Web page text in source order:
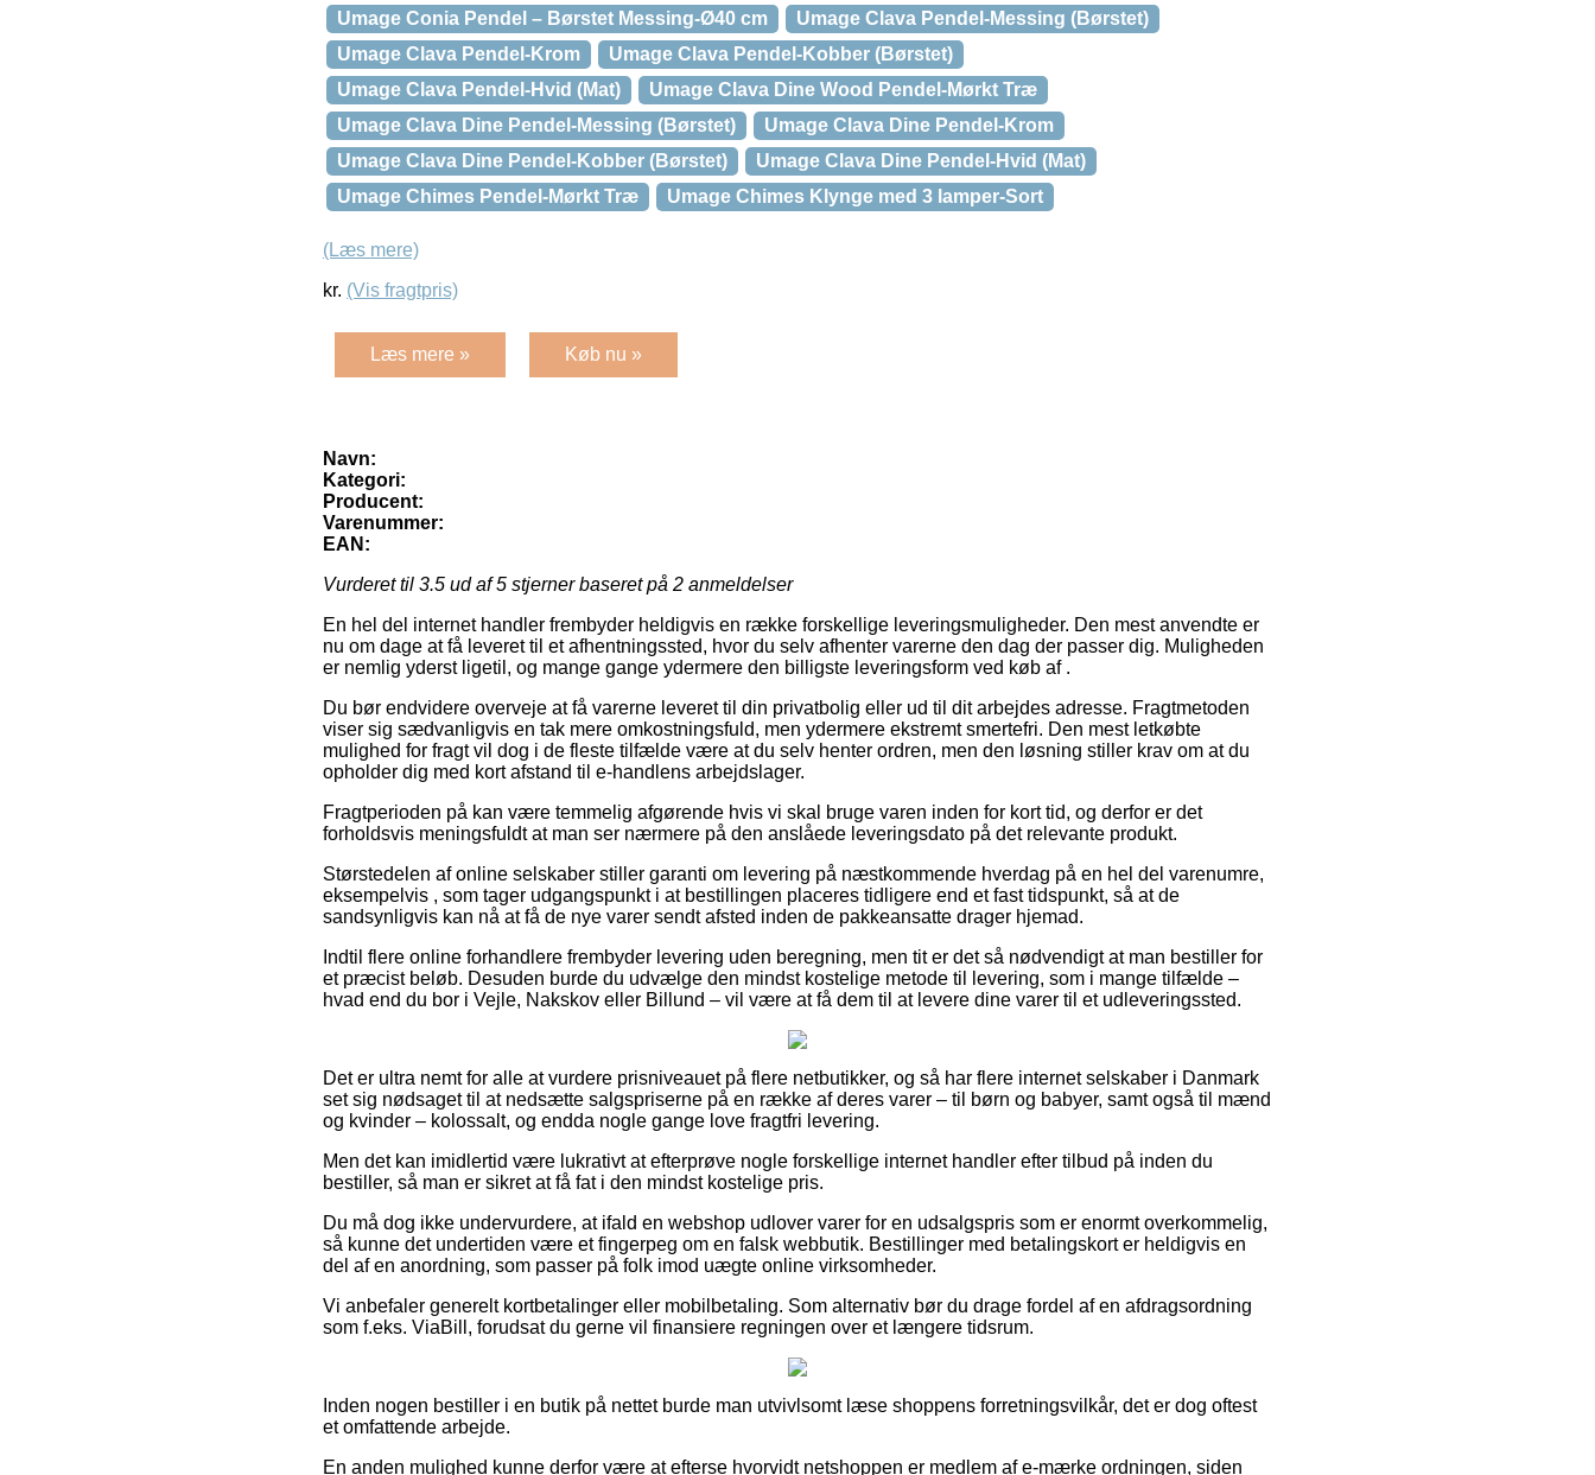
Umage Conia Pendel – Børstet Messing-Ø40 cm
Umage Clava Pendel-Messing (Børstet)
Umage Clava Pendel-Krom
Umage Clava Pendel-Kobber (Børstet)
Umage Clava Pendel-Hvid (Mat)
Umage Clava Dine Wood Pendel-Mørkt Træ
Umage Clava Dine Pendel-Messing (Børstet)
Umage Clava Dine Pendel-Krom
Umage Clava Dine Pendel-Kobber (Børstet)
Umage Clava Dine Pendel-Hvid (Mat)
Umage Chimes Pendel-Mørkt Træ
Umage Chimes Klynge med 3 lamper-Sort
(Læs mere)
kr. (Vis fragtpris)
Læs mere » Køb nu »
Navn:
Kategori:
Producent:
Varenummer:
EAN:
Vurderet til 3.5 ud af 5 stjerner baseret på 2 anmeldelser
En hel del internet handler frembyder heldigvis en række forskellige leveringsmuligheder. Den mest anvendte er
nu om dage at få leveret til et afhentningssted, hvor du selv afhenter varerne den dag der passer dig. Muligheden
er nemlig yderst ligetil, og mange gange ydermere den billigste leveringsform ved køb af .
Du bør endvidere overveje at få varerne leveret til din privatbolig eller ud til dit arbejdes adresse. Fragtmetoden
viser sig sædvanligvis en tak mere omkostningsfuld, men ydermere ekstremt smertefri. Den mest letkøbte
mulighed for fragt vil dog i de fleste tilfælde være at du selv henter ordren, men den løsning stiller krav om at du
opholder dig med kort afstand til e-handlens arbejdslager.
Fragtperioden på kan være temmelig afgørende hvis vi skal bruge varen inden for kort tid, og derfor er det
forholdsvis meningsfuldt at man ser nærmere på den anslåede leveringsdato på det relevante produkt.
Størstedelen af online selskaber stiller garanti om levering på næstkommende hverdag på en hel del varenumre,
eksempelvis , som tager udgangspunkt i at bestillingen placeres tidligere end et fast tidspunkt, så at de
sandsynligvis kan nå at få de nye varer sendt afsted inden de pakkeansatte drager hjemad.
Indtil flere online forhandlere frembyder levering uden beregning, men tit er det så nødvendigt at man bestiller for
et præcist beløb. Desuden burde du udvælge den mindst kostelige metode til levering, som i mange tilfælde –
hvad end du bor i Vejle, Nakskov eller Billund – vil være at få dem til at levere dine varer til et udleveringssted.
Det er ultra nemt for alle at vurdere prisniveauet på flere netbutikker, og så har flere internet selskaber i Danmark
set sig nødsaget til at nedsætte salgspriserne på en række af deres varer – til børn og babyer, samt også til mænd
og kvinder – kolossalt, og endda nogle gange love fragtfri levering.
Men det kan imidlertid være lukrativt at efterprøve nogle forskellige internet handler efter tilbud på inden du
bestiller, så man er sikret at få fat i den mindst kostelige pris.
Du må dog ikke undervurdere, at ifald en webshop udlover varer for en udsalgspris som er enormt overkommelig,
så kunne det undertiden være et fingerpeg om en falsk webbutik. Bestillinger med betalingskort er heldigvis en
del af en anordning, som passer på folk imod uægte online virksomheder.
Vi anbefaler generelt kortbetalinger eller mobilbetaling. Som alternativ bør du drage fordel af en afdragsordning
som f.eks. ViaBill, forudsat du gerne vil finansiere regningen over et længere tidsrum.
Inden nogen bestiller i en butik på nettet burde man utvivlsomt læse shoppens forretningsvilkår, det er dog oftest
et omfattende arbejde.
En anden mulighed kunne derfor være at efterse hvorvidt netshoppen er medlem af e-mærke ordningen, siden